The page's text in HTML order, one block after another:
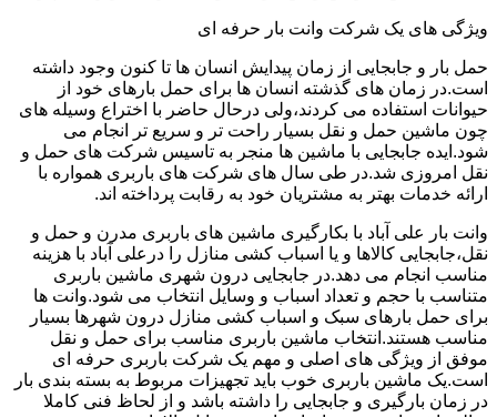
ویژگی های یک شرکت وانت بار حرفه ای
حمل بار و جابجایی از زمان پیدایش انسان ها تا کنون وجود داشته
است.در زمان های گذشته انسان ها برای حمل بارهای خود از
حیوانات استفاده می کردند،ولی درحال حاضر با اختراع وسیله های
چون ماشین حمل و نقل بسیار راحت تر و سریع تر انجام می
شود.ایده جابجایی با ماشین ها منجر به تاسیس شرکت های حمل و
نقل امروزی شد.در طی سال های شرکت های باربری همواره با
ارائه خدمات بهتر به مشتریان خود به رقابت پرداخته اند.
وانت بار علی آباد با بکارگیری ماشین های باربری مدرن و حمل و
نقل،جابجایی کالاها و یا اسباب کشی منازل را درعلی آباد با هزینه
مناسب انجام می دهد.در جابجایی درون شهری ماشین باربری
متناسب با حجم و تعداد اسباب و وسایل انتخاب می شود.وانت ها
برای حمل بارهای سبک و اسباب کشی منازل درون شهرها بسیار
مناسب هستند.انتخاب ماشین باربری مناسب برای حمل و نقل
موفق از ویژگی های اصلی و مهم یک شرکت باربری حرفه ای
است.یک ماشین باربری خوب باید تجهیزات مربوط به بسته بندی بار
در زمان بارگیری و جابجایی را داشته باشد و از لحاظ فنی کاملا